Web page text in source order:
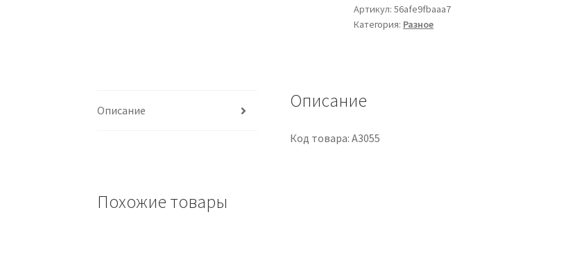
20
CM
Артикул:56afe9fbaaa7
Категория: Разное
Описание Описание
Код товара: A3055
Похожие товары